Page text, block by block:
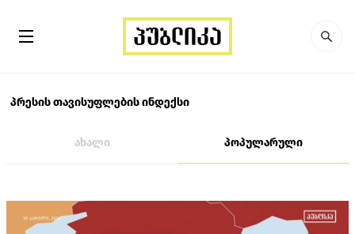
პრესის თავისუფლების ინდექსი
ახალი პოპულარული